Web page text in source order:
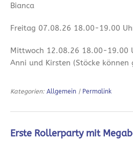
Bianca
Freitag 07.08.26 18.00-19.00
Mittwoch 12.08.26 18.00-19.00
Anni und Kirsten (Stöcke können
Kategorien: Allgemein | Permalink
Erste Rollerparty mit